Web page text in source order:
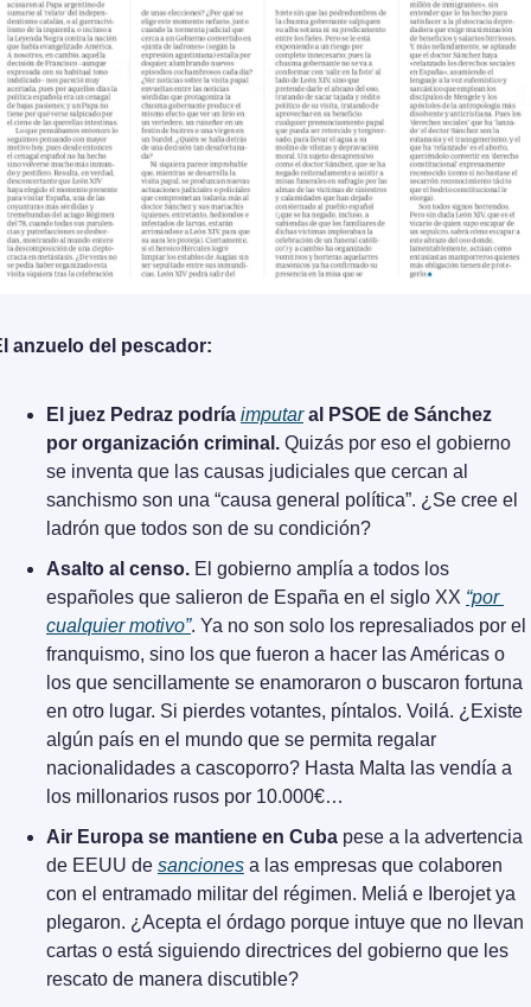
anzuelo del pescador:
El juez Pedraz podría imputar al PSOE de Sánchez
por organización criminal. Quizás por eso el gobierno
se inventa que las causas judiciales que cercan al
sanchismo son una “causa general política”. ¿Se cree el
ladrón que todos son de su condición?
Asalto al censo. El gobierno amplía a todos los
españoles que salieron de España en el siglo XX “por
cualquier motivo”. Ya no son solo los represaliados por el
franquismo, sino los que fueron a hacer las Américas o
los que sencillamente se enamoraron o buscaron fortuna
en otro lugar. Si pierdes votantes, píntalos. Voilá. ¿Existe
algún país en el mundo que se permita regalar
nacionalidades a cascoporro? Hasta Malta las vendía a
los millonarios rusos por 10.000€…
Air Europa se mantiene en Cuba pese a la advertencia
de EEUU de sanciones a las empresas que colaboren
con el entramado militar del régimen. Meliá e Iberojet ya
plegaron. ¿Acepta el órdago porque intuye que no llevan
cartas o está siguiendo directrices del gobierno que les
rescato de manera discutible?